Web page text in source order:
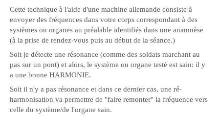
Cette technique à l'aide d'une machine allemande consiste à
envoyer des fréquences dans votre corps correspondant à des
systèmes ou organes au préalable identifiés dans une anamnèse
(à la prise de rendez-vous puis au début de la séance.)
Soit je détecte une résonance (comme des soldats marchant au
pas sur un pont) et alors, le système ou organe testé est sain: il y
a une bonne HARMONIE.
Soit il n'y a pas résonance et dans ce dernier cas, une ré-
harmonisation va permettre de "faire remonter" la fréquence vers
celle du système/de l'organe sain.